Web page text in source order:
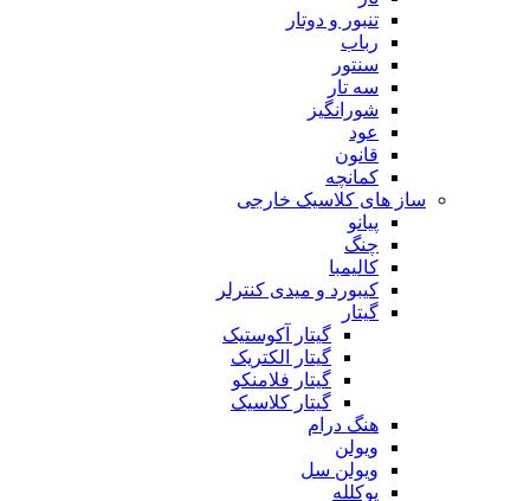
تنبور و دوتار
رباب
سنتور
سه تار
شورانگیز
عود
قانون
کمانچه
ساز های کلاسیک خارجی
پیانو
چنگ
کالیمبا
کیبورد و میدی کنترلر
گیتار
گیتار آکوستیک
گیتار الکتریک
گیتار فلامنکو
گیتار کلاسیک
هنگ درام
ویولن
ویولن سل
یوکلله